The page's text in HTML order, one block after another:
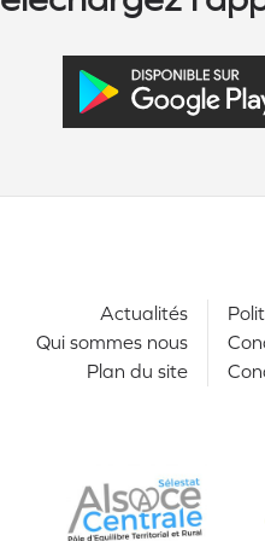
Actualités
Qui sommes nous
Plan du site